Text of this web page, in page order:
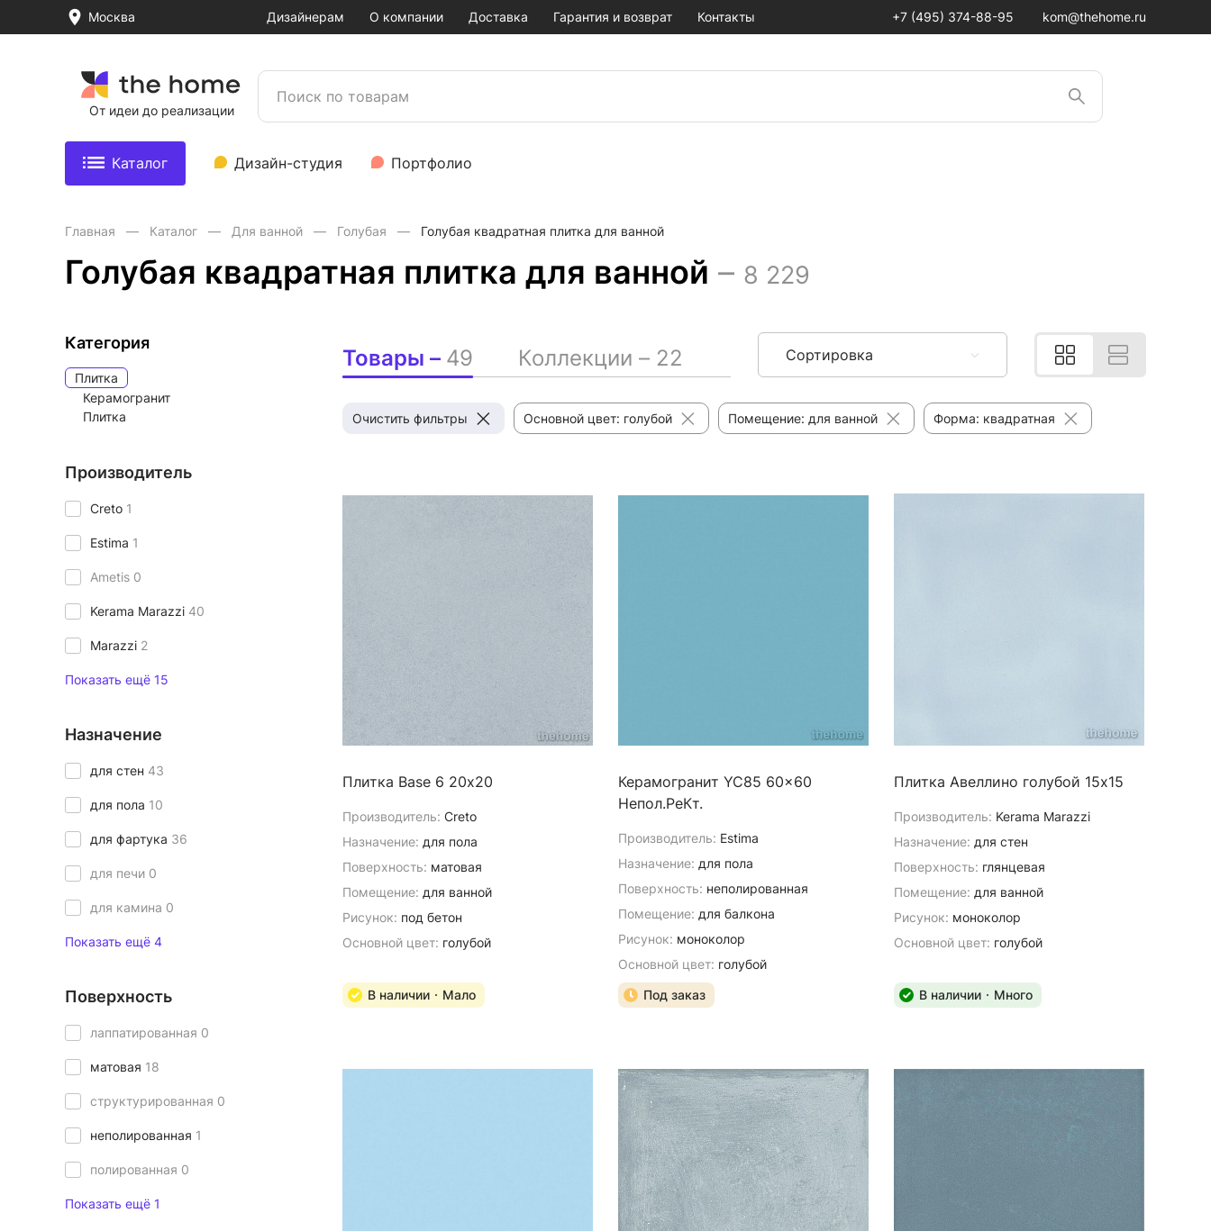
Москва Дизайнерам О компании Доставка Гарантия и возврат Контакты +7 (495) 374-88-95 kom@thehome.ru
От идеи до реализации
Каталог Дизайн-студия Портфолио
Главная Каталог Для ванной Голубая Голубая квадратная плитка для ванной
Голубая квадратная плитка для ванной – 8 229
Категория
Плитка
Керамогранит
Плитка
Производитель
Creto 1
Estima 1
Ametis 0
Kerama Marazzi 40
Marazzi 2
Показать ещё 15
Назначение
для стен 43
для пола 10
для фартука 36
для печи 0
для камина 0
Показать ещё 4
Поверхность
лаппатированная 0
матовая 18
структурированная 0
неполированная 1
полированная 0
Показать ещё 1
Товары – 49 Коллекции – 22 Сортировка
Очистить фильтры Основной цвет: голубой Помещение: для ванной Форма: квадратная
Плитка Base 6 20х20
Производитель: Creto
Назначение: для пола
Поверхность: матовая
Помещение: для ванной
Рисунок: под бетон
Основной цвет: голубой
В наличии Мало
Керамогранит YC85 60x60
Непол.РеКт.
Производитель: Estima
Назначение: для пола
Поверхность: неполированная
Помещение: для балкона
Рисунок: моноколор
Основной цвет: голубой
Под заказ
Плитка Авеллино голубой 15х15
Производитель: Kerama Marazzi
Назначение: для стен
Поверхность: глянцевая
Помещение: для ванной
Рисунок: моноколор
Основной цвет: голубой
В наличии Много